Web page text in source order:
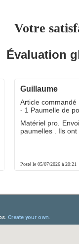
Votre
Évaluation
guillaume
Posté le 05/07/2026 à 20:21
Article commandé
- 1 Paumelle de
Matériel pro.
paumelles . Ils ont